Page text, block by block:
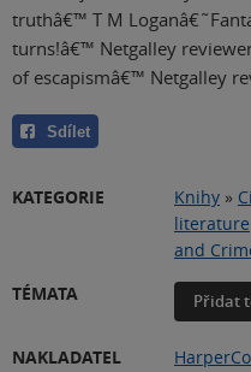
truthâ€™ T M
turns!â€™ Netgalley
of escapismâ€™ Netgalley
Sdílet
KATEGORIE Knihy »
literature
and
TÉMATA
Přidat
NAKLADATEL